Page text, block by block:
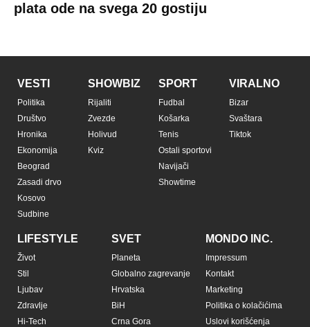
plata ode na svega 20 gostiju
VESTI
Politika
Društvo
Hronika
Ekonomija
Beograd
Zasadi drvo
Kosovo
Sudbine
SHOWBIZ
Rijaliti
Zvezde
Holivud
Kviz
SPORT
Fudbal
Košarka
Tenis
Ostali sportovi
Navijači
Showtime
VIRALNO
Bizar
Svaštara
Tiktok
LIFESTYLE
Život
Stil
Ljubav
Zdravlje
Hi-Tech
SVET
Planeta
Globalno zagrevanje
Hrvatska
BiH
Crna Gora
MONDO INC.
Impressum
Kontakt
Marketing
Politika o kolačićima
Uslovi korišćenja